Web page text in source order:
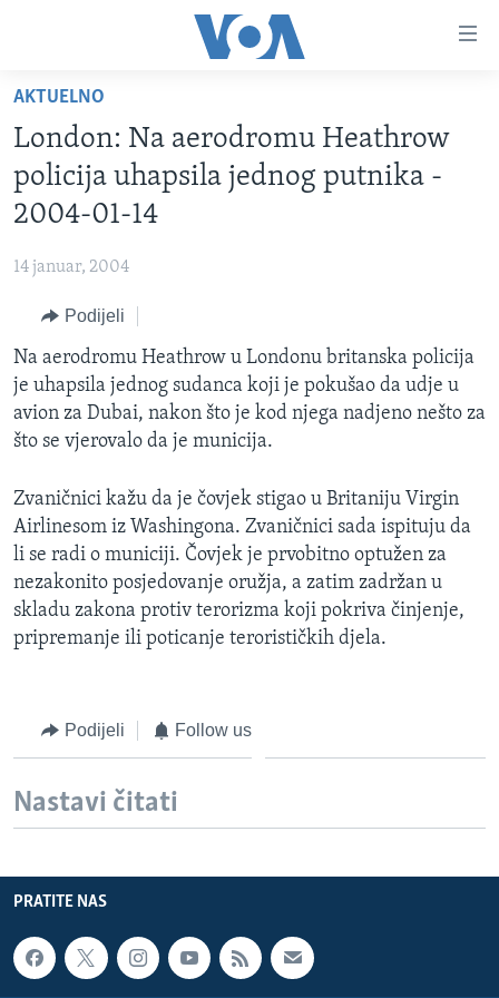
glavni
sadržaj
na
glavnu
Idi
pretragu
TV PROGRAM
VIDEO
FOTOGRAFIJE DANA
SJEDINJENE AMERIČKE DRŽAVE
BOSNA I HERCEGOVINA
SVIJET
NAUKA I TEHNOLOGIJA
SPECIJALNI PROJEKTI
KORUPCIJA
SLOBODA MEDIJA
ŽENSKA STRANA
MAGAZIN
O GLASU AMERIKE
Learning English
AKTUELNO
London: Na aerodromu Heathrow
policija uhapsila jednog putnika -
2004-01-14
14 januar, 2004
Podijeli
Na aerodromu Heathrow u Londonu britanska policija
je uhapsila jednog sudanca koji je pokušao da udje u
avion za Dubai, nakon što je kod njega nadjeno nešto za
što se vjerovalo da je municija.
Zvaničnici kažu da je čovjek stigao u Britaniju Virgin
Airlinesom iz Washingona. Zvaničnici sada ispituju da
li se radi o municiji. Čovjek je prvobitno optužen za
nezakonito posjedovanje oružja, a zatim zadržan u
skladu zakona protiv terorizma koji pokriva činjenje,
pripremanje ili poticanje terorističkih djela.
Podijeli Follow us
Nastavi čitati
PRATITE NAS